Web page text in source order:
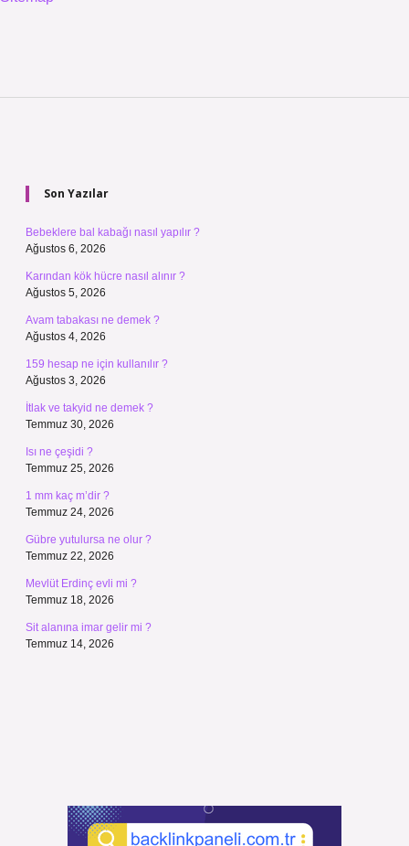
Son Yazılar
Bebeklere bal kabağı nasıl yapılır ?
Ağustos 6, 2026
Karından kök hücre nasıl alınır ?
Ağustos 5, 2026
Avam tabakası ne demek ?
Ağustos 4, 2026
159 hesap ne için kullanılır ?
Ağustos 3, 2026
İtlak ve takyid ne demek ?
Temmuz 30, 2026
Isı ne çeşidi ?
Temmuz 25, 2026
1 mm kaç m’dir ?
Temmuz 24, 2026
Gübre yutulursa ne olur ?
Temmuz 22, 2026
Mevlüt Erdinç evli mi ?
Temmuz 18, 2026
Sit alanına imar gelir mi ?
Temmuz 14, 2026